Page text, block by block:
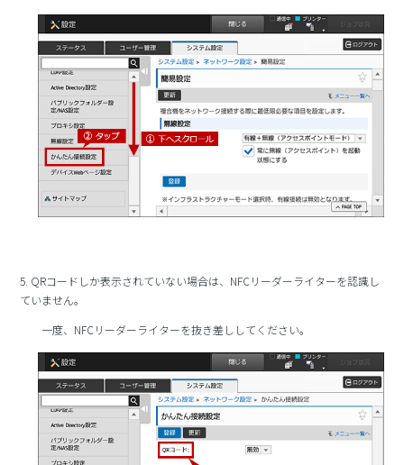
5. QRコードしか表示されていない場合は、NFCリーダーライターを認識し
ていません。
一度、NFCリーダーライターを抜き差ししてください。